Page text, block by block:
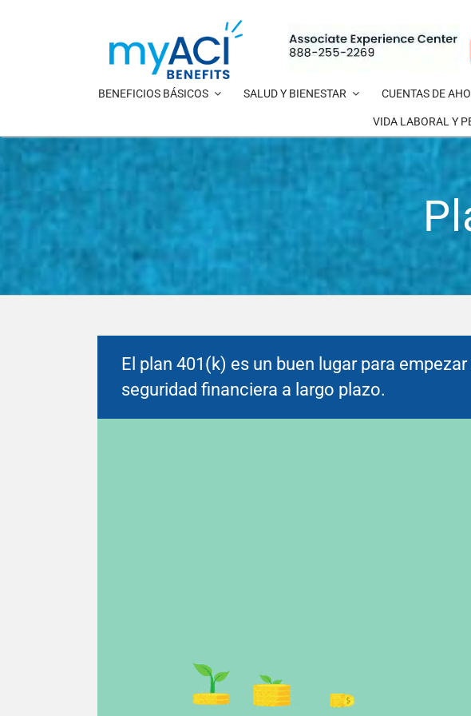
BENEFICIOS BÁSICOS SALUD Y BIENESTAR CUENTAS DE
VIDA LABORAL Y
El plan 401(k) es un buen lugar para
seguridad financiera a largo plazo.